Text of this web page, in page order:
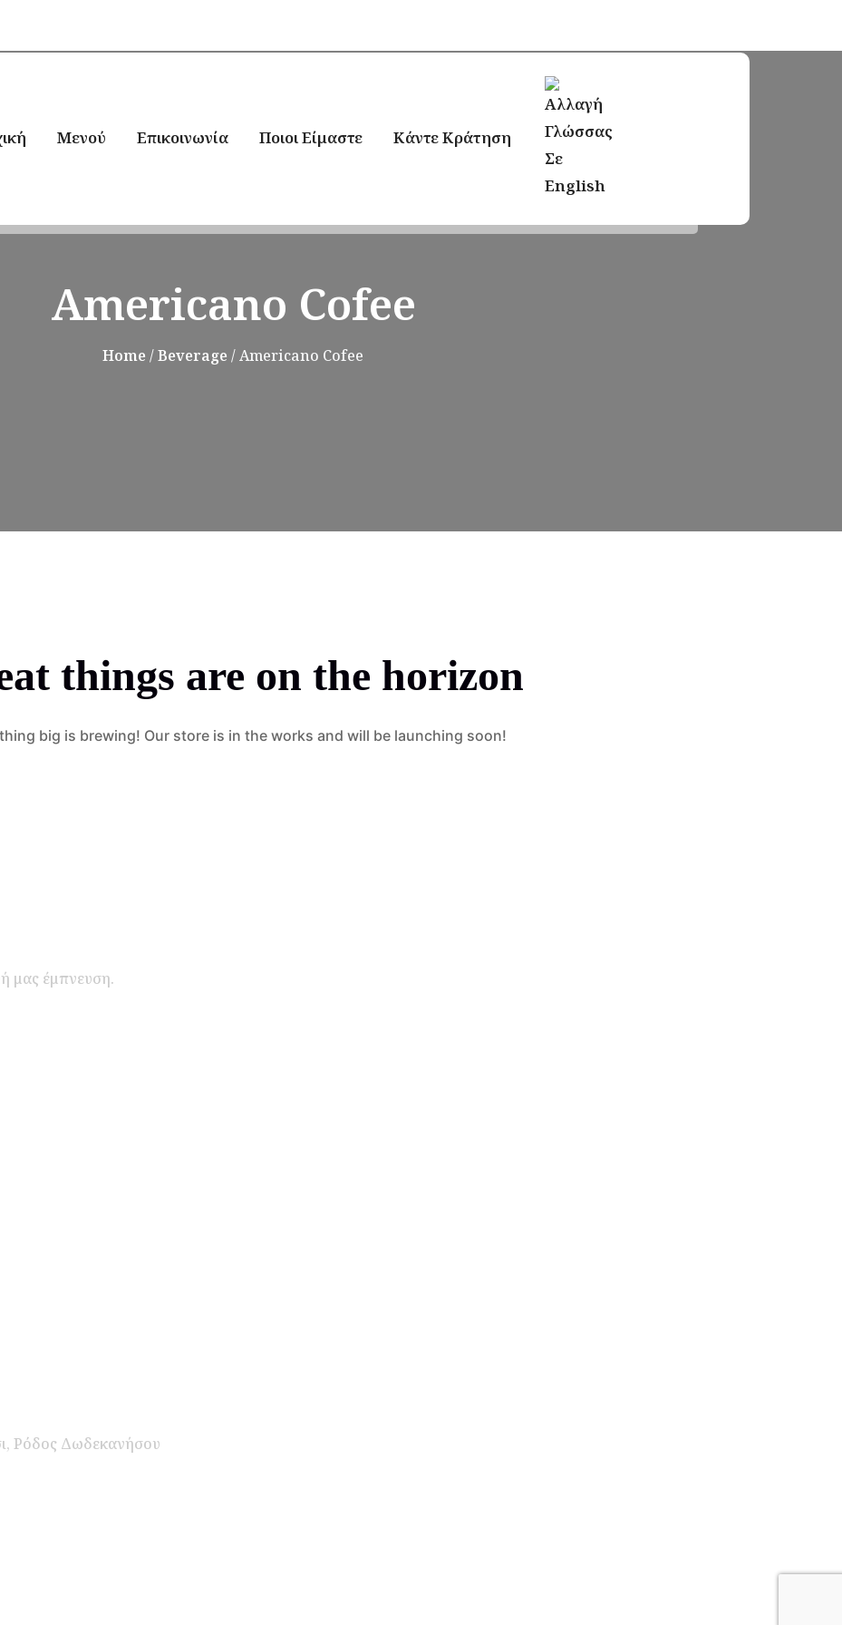
Μενού Επικοινωνία Ποιοι Είμαστε Κάντε Κράτηση
Americano Cofee
Home /Beverage / Americano Cofee
things are on the horizon
big is brewing! Our store is in the works and will be launching soon!
μας έμπνευση.
Ρόδος Δωδεκανήσου